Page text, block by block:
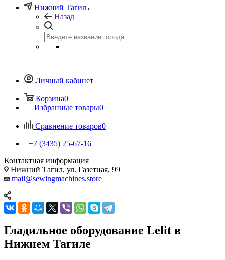
Нижний Тагил
Назад
Личный кабинет
Корзина0
Избранные товары0
Сравнение товаров0
+7 (3435) 25-67-16
Контактная информация
Нижний Тагил, ул. Газетная, 99
mail@sewingmachines.store
Гладильное оборудование Lelit в
Нижнем Тагиле